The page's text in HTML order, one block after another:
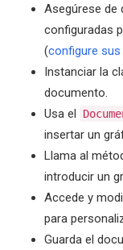
Asegúrese de
configuradas
(configure
Instanciar la
documento.
Usa el
insertar un
Llama al
introducir un
Accede y
para
Guarda el